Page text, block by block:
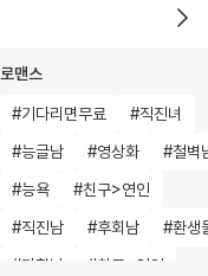
로맨스
#기다리면무료 #직진녀
#능글남 #영상화 #철벽
#능욕 #친구>연인
#직진남 #후회남 #환생
#까칠남 #친구>연인